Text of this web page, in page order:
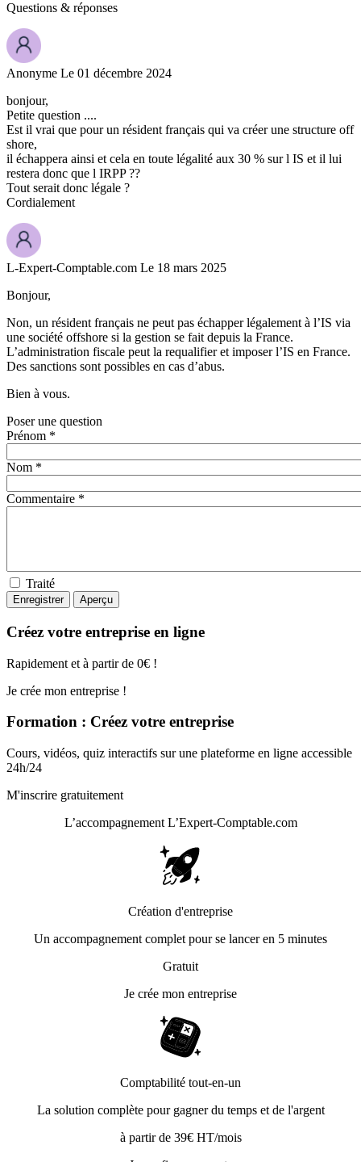
Questions & réponses
Anonyme Le 01 décembre 2024
bonjour,
Petite question ....
Est il vrai que pour un résident français qui va créer une structure off
shore,
il échappera ainsi et cela en toute légalité aux 30 % sur l IS et il lui
restera donc que l IRPP ??
Tout serait donc légale ?
Cordialement
L-Expert-Comptable.com Le 18 mars 2025
Bonjour,
Non, un résident français ne peut pas échapper légalement à l’IS via
une société offshore si la gestion se fait depuis la France.
L’administration fiscale peut la requalifier et imposer l’IS en France.
Des sanctions sont possibles en cas d’abus.
Bien à vous.
Poser une question
Prénom *
Nom *
Commentaire *
Traité
Créez votre entreprise en ligne
Rapidement et à partir de 0€ !
Je crée mon entreprise !
Formation : Créez votre entreprise
Cours, vidéos, quiz interactifs sur une plateforme en ligne accessible
24h/24
M'inscrire gratuitement
L’accompagnement L’Expert-Comptable.com
Création d'entreprise
Un accompagnement complet pour se lancer en 5 minutes
Gratuit
Je crée mon entreprise
Comptabilité tout-en-un
La solution complète pour gagner du temps et de l'argent
à partir de 39€ HT/mois